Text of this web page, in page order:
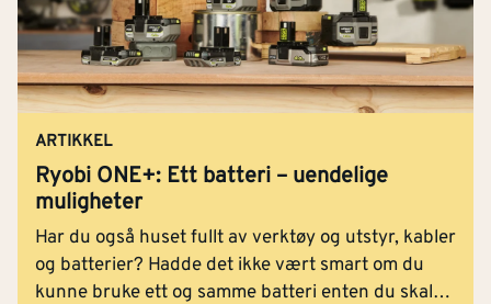
ARTIKKEL
Ryobi ONE+: Ett batteri – uendelige
muligheter
Har du også huset fullt av verktøy og utstyr, kabler
og batterier? Hadde det ikke vært smart om du
kunne bruke ett og samme batteri enten du skal